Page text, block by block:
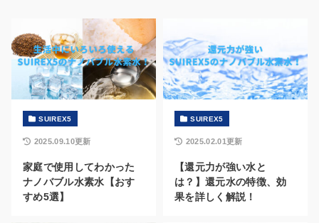
SUIREX5
家庭で使用してわかった
ナノバブル水素水【おす
すめ5選】
2025.09.10更新
SUIREX5
【還元力が強い水と
は？】還元水の特徴、効
果を詳しく解説！
2025.02.01更新